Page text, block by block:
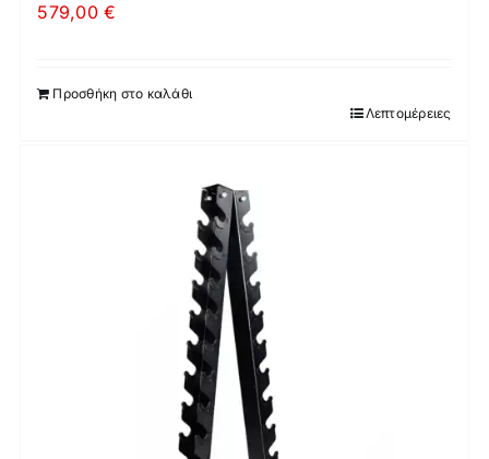
579,00€
Προσθήκη στο καλάθι
Λεπτομέρειες